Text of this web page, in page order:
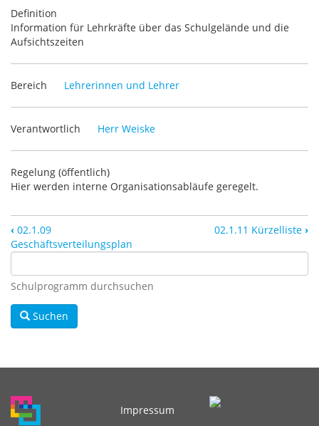
Definition
Information für Lehrkräfte über das Schulgelände und die
Aufsichtszeiten
Bereich Lehrerinnen und Lehrer
Verantwortlich Herr Weiske
Regelung (öffentlich)
Hier werden interne Organisationsabläufe geregelt.
‹ 02.1.09
Geschäftsverteilungsplan
02.1.11 Kürzelliste ›
Schulprogramm durchsuchen
Suchen
Impressum